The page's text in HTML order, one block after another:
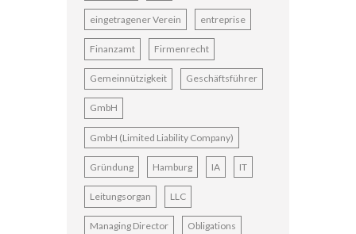
eingetragener Verein entreprise
Finanzamt Firmenrecht
Gemeinnützigkeit Geschäftsführer
GmbH
GmbH (Limited Liability Company)
Gründung Hamburg IA IT
Leitungsorgan LLC
Managing Director Obligations